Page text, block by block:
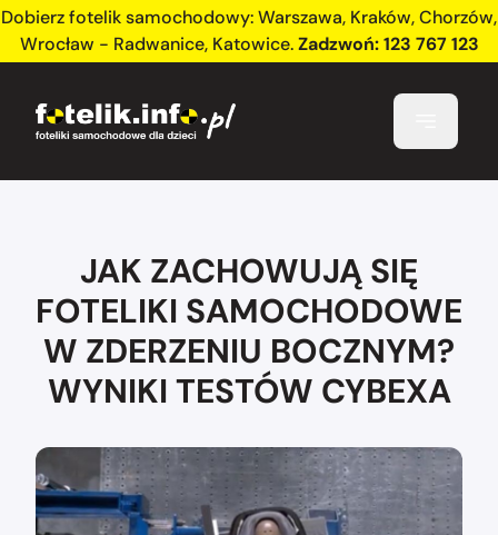
Dobierz fotelik samochodowy:Warszawa, Kraków,Chorzów,
Wrocław - Radwanice, Katowice.Zadzwoń:123 767 123
JAK ZACHOWUJĄ SIĘ
FOTELIKI SAMOCHODOWE
W ZDERZENIU BOCZNYM?
WYNIKI TESTÓW CYBEXA